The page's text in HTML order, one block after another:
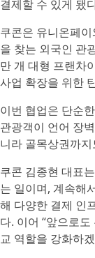
결제할 수 있게 됐
쿠콘은 유니온페
을 찾는 외국인 관
만 개 대형 프랜차
사업 확장을 위한
이번 협업은 단순
관광객이 언어 장
니라 골목상권까
쿠콘 김종현 대표
는 일이며, 계속해
해 다양한 결제 인
다. 이어 “앞으로
교 역할을 강화하